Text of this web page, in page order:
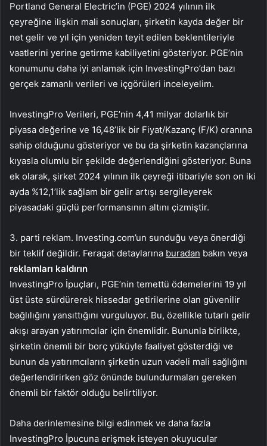
Portland General Electric’in (PGE) 2024 yılının ilk
çeyreğine ilişkin mali sonuçları, şirketin kayda değer bir
net gelir ve yıl için yeniden teyit edilen beklentileriyle
vaatlerini yerine getirme kabiliyetini gösteriyor. PGE’nin
konumunu daha iyi anlamak için InvestingPro’dan bazı
gerçek zamanlı verileri ve içgörüleri inceleyelim.
InvestingPro Verileri, PGE’nin 4,41 milyar dolarlık bir
piyasa değerine ve 16,48’lik bir Fiyat/Kazanç (F/K) oranına
sahip olduğunu gösteriyor ve bu da şirketin kazançlarına
kıyasla olumlu bir şekilde değerlendiğini gösteriyor. Buna
ek olarak, şirket 2024 yılının ilk çeyreği itibariyle son on iki
ayda %12,1’lik sağlam bir gelir artışı sergileyerek
piyasadaki güçlü performansının altını çizmiştir.
3. parti reklam. Investing.com’un sunduğu veya önerdiği
bir teklif değildir. Feragat detaylarına buradan bakın veya
reklamları kaldırın
InvestingPro İpuçları, PGE’nin temettü ödemelerini 19 yıl
üst üste sürdürerek hissedar getirilerine olan güvenilir
bağlılığını yansıttığını vurguluyor. Bu, özellikle tutarlı gelir
akışı arayan yatırımcılar için önemlidir. Bununla birlikte,
şirketin önemli bir borç yüküyle faaliyet gösterdiği ve
bunun da yatırımcıların şirketin uzun vadeli mali sağlığını
değerlendirirken göz önünde bulundurmaları gereken
önemli bir faktör olduğu belirtiliyor.
Daha derinlemesine bilgi edinmek ve daha fazla
InvestingPro İpucuna erişmek isteyen okuyucular